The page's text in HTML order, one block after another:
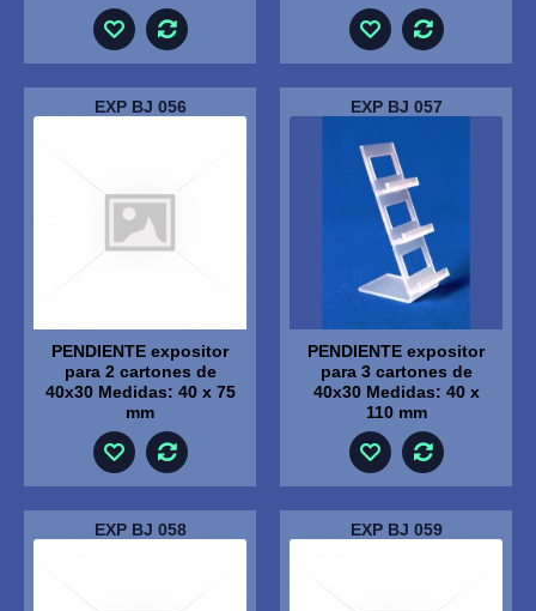
EXP BJ 056
PENDIENTE expositor
para 2 cartones de
40x30 Medidas: 40 x 75
mm
EXP BJ 057
PENDIENTE expositor
para 3 cartones de
40x30 Medidas: 40 x
110 mm
EXP BJ 058 EXP BJ 059